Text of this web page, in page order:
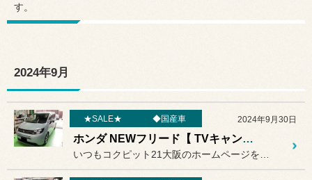
す。
2024年9月
★SALE★ ◆国産車 2024年9月30日
ホンダ NEWフリード【 TVキャンセラー 】取り付け作業～～♬ 国産車の電装作業はコクピットにお任せください◎